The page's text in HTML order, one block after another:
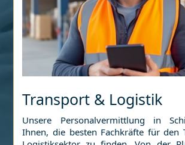
Transport & Logistik
Unsere Personalvermittlung in
Ihnen, die besten Fachkräfte für den